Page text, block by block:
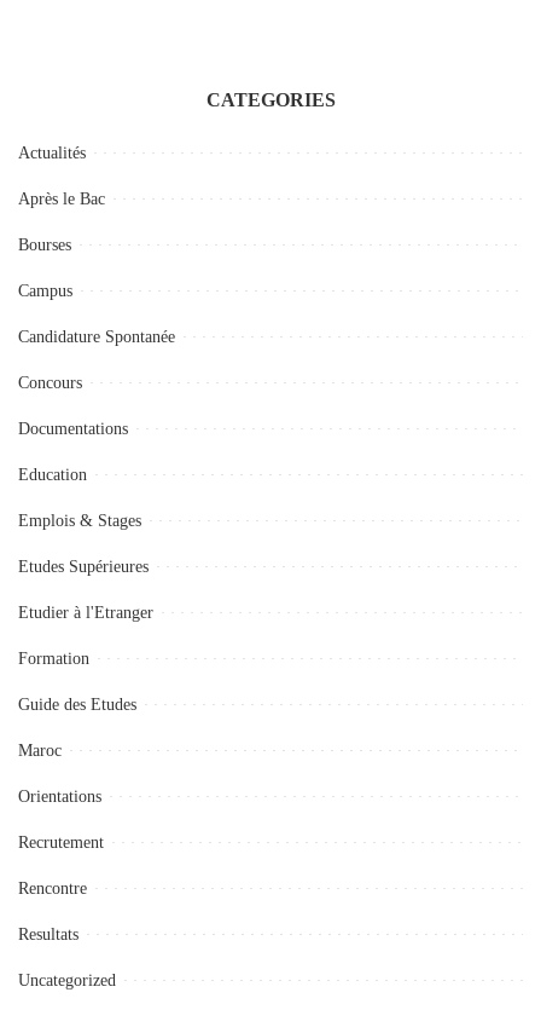
CATEGORIES
Actualités
Après le Bac
Bourses
Campus
Candidature Spontanée
Concours
Documentations
Education
Emplois & Stages
Etudes Supérieures
Etudier à l'Etranger
Formation
Guide des Etudes
Maroc
Orientations
Recrutement
Rencontre
Resultats
Uncategorized